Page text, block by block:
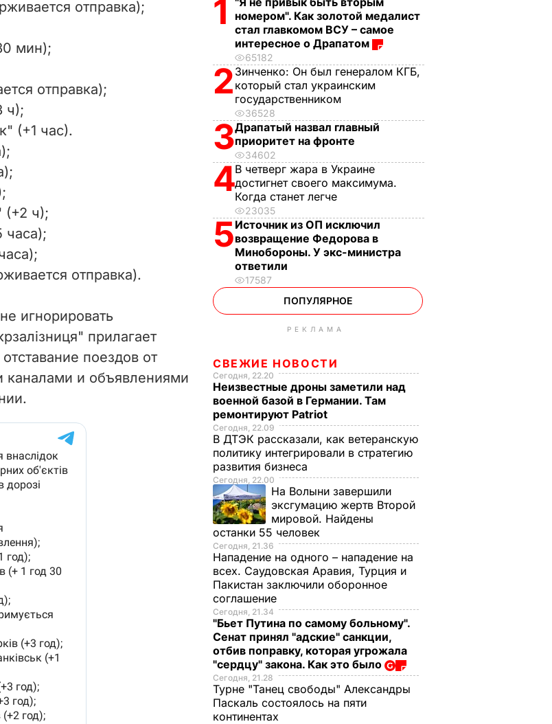
отправка);
мин);
отправка);
ч);
(+1 час).
ч);
отправка).
игнорировать
прилагает
поездов от
каналами и объявлениями
1
номером". Как золотой медалист
стал главкомом ВСУ – самое
интересное о Драпатом
65182
2 Зинченко: Он был генералом КГБ,
который стал украинским
государственником
36528
3Драпатый назвал главный
приоритет на фронте
34602
4В четверг жара в Украине
достигнет своего максимума.
Когда станет легче
23035
5Источник из ОП исключил
возвращение Федорова в
Минобороны. У экс-министра
ответили
17587
ПОПУЛЯРНОЕ
РЕКЛАМА
СВЕЖИЕ НОВОСТИ
Сегодня, 22.20
Неизвестные дроны заметили над
военной базой в Германии. Там
ремонтируют Patriot
Сегодня, 22.09
В ДТЭК рассказали, как ветеранскую
политику интегрировали в стратегию
развития бизнеса
Сегодня, 22.00
На Волыни завершили
эксгумацию жертв Второй
мировой. Найдены
останки 55 человек
Сегодня, 21.36
Нападение на одного – нападение на
всех. Саудовская Аравия, Турция и
Пакистан заключили оборонное
соглашение
Сегодня, 21.34
"Бьет Путина по самому больному".
Сенат принял "адские" санкции,
отбив поправку, которая угрожала
"сердцу" закона. Как это было
Сегодня, 21.28
Турне "Танец свободы" Александры
Паскаль состоялось на пяти
континентах